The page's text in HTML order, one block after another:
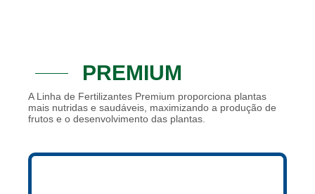
PREMIUM
A Linha de Fertilizantes Premium proporciona plantas
mais nutridas e saudáveis, maximizando a produção de
frutos e o desenvolvimento das plantas.